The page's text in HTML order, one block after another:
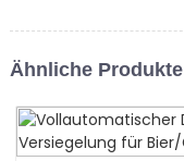
Ähnliche Produkte